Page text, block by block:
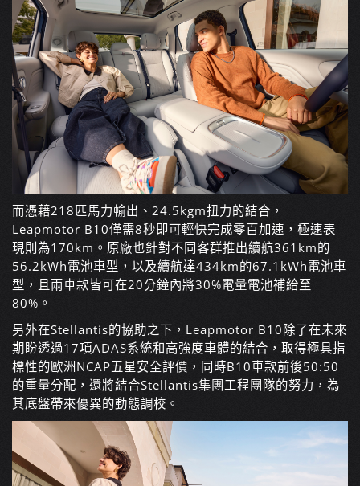
而憑藉218匹馬力輸出、24.5kgm扭力的結合，
Leapmotor B10僅需8秒即可輕快完成零百加速，極速表
現則為170km。原廠也針對不同客群推出續航361km的
56.2kWh電池車型，以及續航達434km的67.1kWh電池車
型，且兩車款皆可在20分鐘內將30%電量電池補給至
80%。
另外在Stellantis的協助之下，Leapmotor B10除了在未來
期盼透過17項ADAS系統和高強度車體的結合，取得極具指
標性的歐洲NCAP五星安全評價，同時B10車款前後50:50
的重量分配，還將結合Stellantis集團工程團隊的努力，為
其底盤帶來優異的動態調校。